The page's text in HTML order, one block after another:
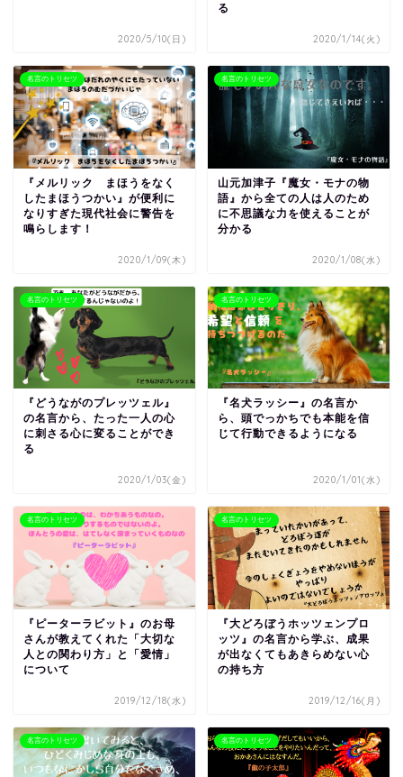
2020/5/10(日)
る
2020/1/14(火)
名言のトリセツ
『メルリック まほうをなく
したまほうつかい』が便利に
なりすぎた現代社会に警告を
鳴らします！
2020/1/09(木)
名言のトリセツ
山元加津子『魔女・モナの物
語』から全ての人は人のため
に不思議な力を使えることが
分かる
2020/1/08(水)
名言のトリセツ
『どうながのプレッツェル』
の名言から、たった一人の心
に刺さる心に変ることができ
る
2020/1/03(金)
名言のトリセツ
『名犬ラッシー』の名言か
ら、頭でっかちでも本能を信
じて行動できるようになる
2020/1/01(水)
名言のトリセツ
『ピーターラビット』のお母
さんが教えてくれた「大切な
人との関わり方」と「愛情」
について
2019/12/18(水)
名言のトリセツ
『大どろぼうホッツェンプロ
ッツ』の名言から学ぶ、成果
が出なくてもあきらめない心
の持ち方
2019/12/16(月)
名言のトリセツ 名言のトリセツ